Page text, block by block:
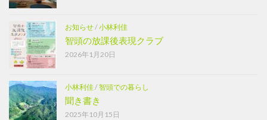
お知らせ/小林利佳
智頭の放課後表現クラブ
2026年1月20日
小林利佳/智頭での暮らし
聞き書き
2025年10月15日